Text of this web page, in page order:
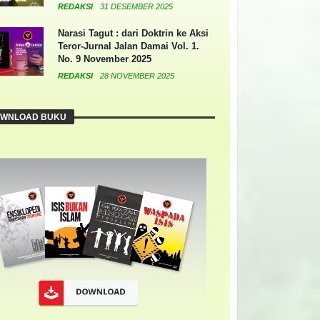
REDAKSI 31 DESEMBER 2025
Narasi Tagut : dari Doktrin ke Aksi
Teror-Jurnal Jalan Damai Vol. 1.
No. 9 November 2025
REDAKSI 28 NOVEMBER 2025
BUKU